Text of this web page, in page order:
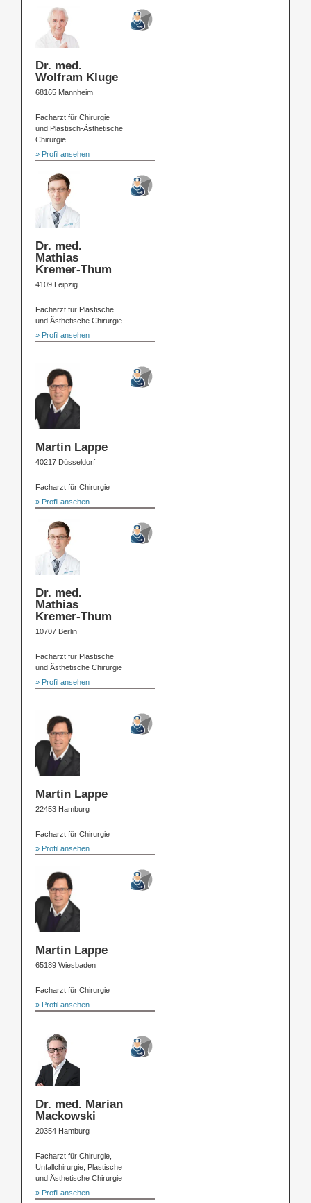
Dr. med.
Wolfram Kluge
68165 Mannheim
Facharzt für Chirurgie
und Plastisch-Ästhetische
Chirurgie
» Profil ansehen
Dr. med.
Mathias
Kremer-Thum
4109 Leipzig
Facharzt für Plastische
und Ästhetische Chirurgie
» Profil ansehen
Martin Lappe
40217 Düsseldorf
Facharzt für Chirurgie
» Profil ansehen
Dr. med.
Mathias
Kremer-Thum
10707 Berlin
Facharzt für Plastische
und Ästhetische Chirurgie
» Profil ansehen
Martin Lappe
22453 Hamburg
Facharzt für Chirurgie
» Profil ansehen
Martin Lappe
65189 Wiesbaden
Facharzt für Chirurgie
» Profil ansehen
Dr. med. Marian
Mackowski
20354 Hamburg
Facharzt für Chirurgie,
Unfallchirurgie, Plastische
und Ästhetische Chirurgie
» Profil ansehen